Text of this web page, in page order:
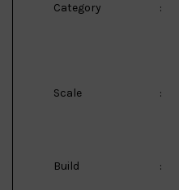
Category :
Scale :
Build :